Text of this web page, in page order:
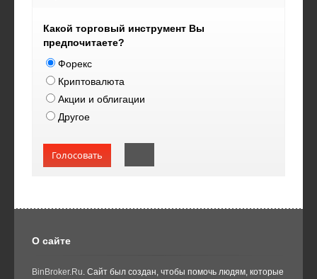
Какой торговый инструмент Вы
предпочитаете?
Форекс
Криптовалюта
Акции и облигации
Другое
Голосовать
О сайте
BinBroker.Ru . Сайт был создан, чтобы помочь людям, которые